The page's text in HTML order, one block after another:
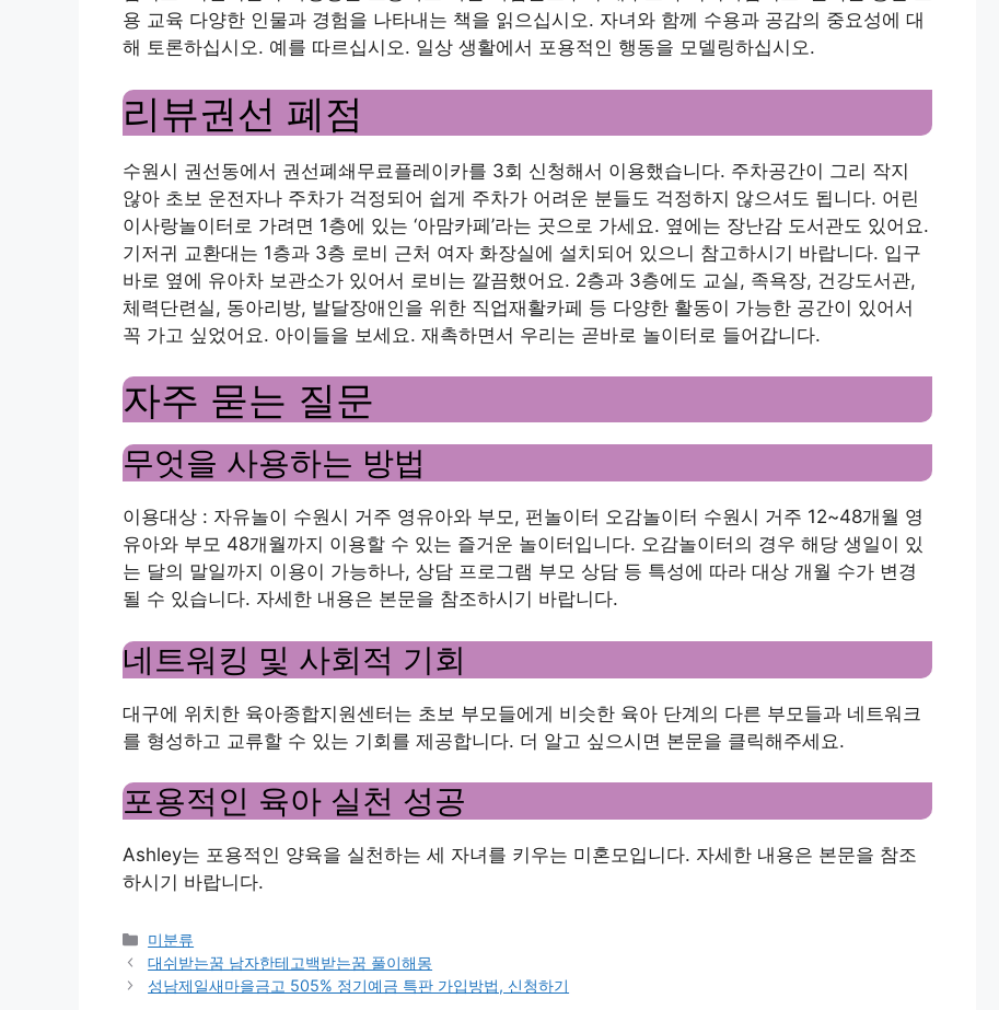
용 교육 다양한 인물과 경험을 나타내는 책을 읽으십시오. 자녀와 함께 수용과 공감의 중요성에 대
해 토론하십시오. 예를 따르십시오. 일상 생활에서 포용적인 행동을 모델링하십시오.
리뷰권선 폐점
수원시 권선동에서 권선폐쇄무료플레이카를 3회 신청해서 이용했습니다. 주차공간이 그리 작지
않아 초보 운전자나 주차가 걱정되어 쉽게 주차가 어려운 분들도 걱정하지 않으셔도 됩니다. 어린
이사랑놀이터로 가려면 1층에 있는 ‘아맘카페’라는 곳으로 가세요. 옆에는 장난감 도서관도 있어요.
기저귀 교환대는 1층과 3층 로비 근처 여자 화장실에 설치되어 있으니 참고하시기 바랍니다. 입구
바로 옆에 유아차 보관소가 있어서 로비는 깔끔했어요. 2층과 3층에도 교실, 족욕장, 건강도서관,
체력단련실, 동아리방, 발달장애인을 위한 직업재활카페 등 다양한 활동이 가능한 공간이 있어서
꼭 가고 싶었어요. 아이들을 보세요. 재촉하면서 우리는 곧바로 놀이터로 들어갑니다.
자주 묻는 질문
무엇을 사용하는 방법
이용대상 : 자유놀이 수원시 거주 영유아와 부모, 펀놀이터 오감놀이터 수원시 거주 12~48개월 영
유아와 부모 48개월까지 이용할 수 있는 즐거운 놀이터입니다. 오감놀이터의 경우 해당 생일이 있
는 달의 말일까지 이용이 가능하나, 상담 프로그램 부모 상담 등 특성에 따라 대상 개월 수가 변경
될 수 있습니다. 자세한 내용은 본문을 참조하시기 바랍니다.
네트워킹 및 사회적 기회
대구에 위치한 육아종합지원센터는 초보 부모들에게 비슷한 육아 단계의 다른 부모들과 네트워크
를 형성하고 교류할 수 있는 기회를 제공합니다. 더 알고 싶으시면 본문을 클릭해주세요.
포용적인 육아 실천 성공
Ashley는 포용적인 양육을 실천하는 세 자녀를 키우는 미혼모입니다. 자세한 내용은 본문을 참조
하시기 바랍니다.
Categories
미분류
대쉬받는꿈 남자한테고백받는꿈 풀이해몽
성남제일새마을금고 505% 정기예금 특판 가입방법, 신청하기